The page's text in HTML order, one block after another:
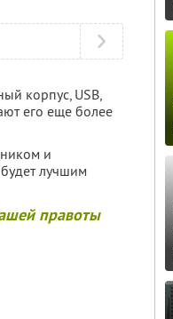
корпус, USB,
его еще более
и
лучшим
правоты